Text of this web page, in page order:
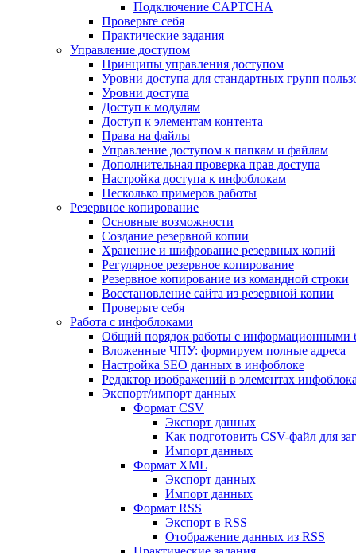
Подключение CAPTCHA
Проверьте себя
Практические задания
Управление доступом
Принципы управления доступом
Уровни доступа для стандартных групп
Уровни доступа
Доступ к модулям
Доступ к элементам контента
Права на файлы
Управление доступом к папкам и файлам
Дополнительная проверка прав доступа
Настройка доступа к инфоблокам
Несколько примеров работы
Резервное копирование
Основные возможности
Создание резервной копии
Хранение и шифрование резервных копий
Регулярное резервное копирование
Резервное копирование из командной строки
Восстановление сайта из резервной копии
Проверьте себя
Работа с инфоблоками
Общий порядок работы с информационными
Вложенные ЧПУ: формируем полные адреса
Настройка SEO данных в инфоблоке
Редактор изображений в элементах инфоблока
Экспорт/импорт данных
Формат CSV
Экспорт данных
Как подготовить CSV-файл для
Импорт данных
Формат XML
Экспорт данных
Импорт данных
Формат RSS
Экспорт в RSS
Отображение данных из RSS